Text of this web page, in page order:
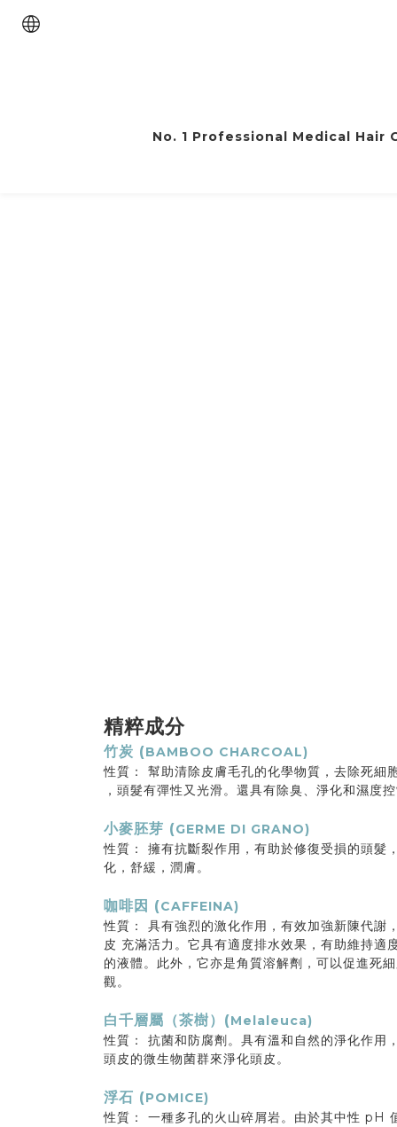
No. 1 Professional Medical Hair
精粹成分
竹炭 (BAMBOO CHARCOAL)
性質： 幫助清除皮膚毛孔的化學物質，去除死細
，頭髮有彈性又光滑。還具有除臭、淨化和濕度
小麥胚芽 (GERME DI GRANO)
性質： 擁有抗斷裂作用，有助於修復受損的頭髮
化，舒緩，潤膚。
咖啡因 (CAFFEINA)
性質： 具有強烈的激化作用，有效加強新陳代謝
皮 充滿活力。它具有適度排水效果，有助維持適
的液體。此外，它亦是角質溶解劑，可以促進死
觀。
白千層屬（茶樹）(Melaleuca)
性質： 抗菌和防腐劑。具有溫和自然的淨化作用
頭皮的微生物菌群來淨化頭皮。
浮石 (POMICE)
性質： 一種多孔的火山碎屑岩。由於其中性 pH